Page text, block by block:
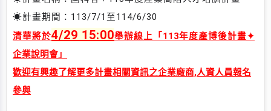
☀計畫期間：113/7/1至114/6/30
清華將於4/29 15:00舉辦線上「113年度產博後計畫✦
企業說明會 」
歡迎有興趣了解更多計畫相關資訊之企業廠商,人資人員報名
參與